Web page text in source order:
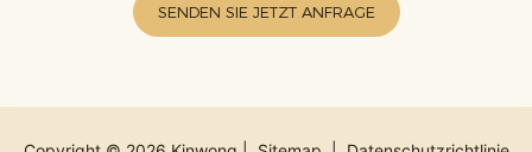
SENDEN SIE JETZT ANFRAGE